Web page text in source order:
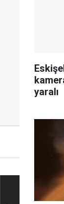
yaralı